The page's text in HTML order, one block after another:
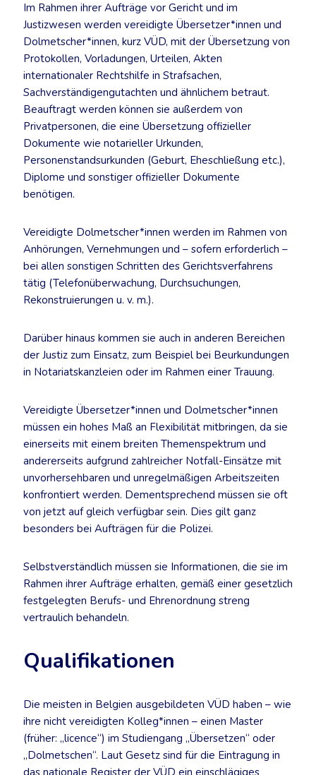
Im Rahmen ihrer Aufträge vor Gericht und im
Justizwesen werden vereidigte Übersetzer*innen und
Dolmetscher*innen, kurz VÜD, mit der Übersetzung von
Protokollen, Vorladungen, Urteilen, Akten
internationaler Rechtshilfe in Strafsachen,
Sachverständigengutachten und ähnlichem betraut.
Beauftragt werden können sie außerdem von
Privatpersonen, die eine Übersetzung offizieller
Dokumente wie notarieller Urkunden,
Personenstandsurkunden (Geburt, Eheschließung etc.),
Diplome und sonstiger offizieller Dokumente
benötigen.
Vereidigte Dolmetscher*innen werden im Rahmen von
Anhörungen, Vernehmungen und – sofern erforderlich –
bei allen sonstigen Schritten des Gerichtsverfahrens
tätig (Telefonüberwachung, Durchsuchungen,
Rekonstruierungen u. v. m.).
Darüber hinaus kommen sie auch in anderen Bereichen
der Justiz zum Einsatz, zum Beispiel bei Beurkundungen
in Notariatskanzleien oder im Rahmen einer Trauung.
Vereidigte Übersetzer*innen und Dolmetscher*innen
müssen ein hohes Maß an Flexibilität mitbringen, da sie
einerseits mit einem breiten Themenspektrum und
andererseits aufgrund zahlreicher Notfall-Einsätze mit
unvorhersehbaren und unregelmäßigen Arbeitszeiten
konfrontiert werden. Dementsprechend müssen sie oft
von jetzt auf gleich verfügbar sein. Dies gilt ganz
besonders bei Aufträgen für die Polizei.
Selbstverständlich müssen sie Informationen, die sie im
Rahmen ihrer Aufträge erhalten, gemäß einer gesetzlich
festgelegten Berufs- und Ehrenordnung streng
vertraulich behandeln.
Qualifikationen
Die meisten in Belgien ausgebildeten VÜD haben – wie
ihre nicht vereidigten Kolleg*innen – einen Master
(früher: „licence“) im Studiengang „Übersetzen“ oder
„Dolmetschen“. Laut Gesetz sind für die Eintragung in
das nationale Register der VÜD ein einschlägiges